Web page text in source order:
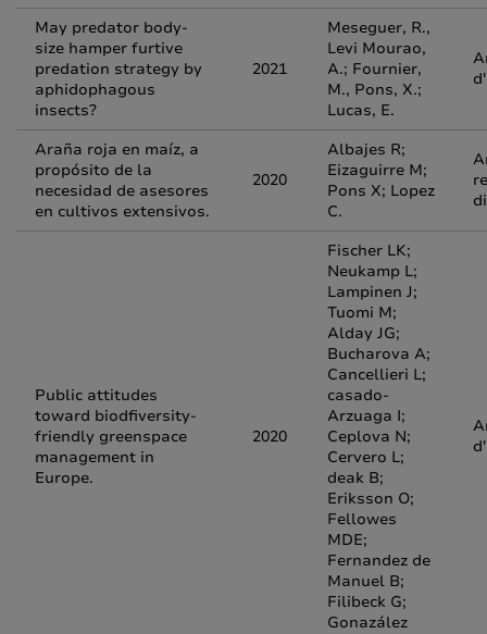
May predator body-
size hamper furtive
predation strategy by
aphidophagous
insects?
2021
Meseguer, R.,
Levi Mourao,
A.; Fournier,
M., Pons, X.;
Lucas, E.
Araña roja en maíz, a
propósito de la
necesidad de asesores
en cultivos extensivos.
2020
Albajes R;
Eizaguirre M;
Pons X; Lopez
C.
Public attitudes
toward biodfiversity-
friendly greenspace
management in
Europe.
2020
Fischer LK;
Neukamp L;
Lampinen J;
Tuomi M;
Alday JG;
Bucharova A;
Cancellieri L;
casado-
Arzuaga I;
Ceplova N;
Cervero L;
deak B;
Eriksson O;
Fellowes
MDE;
Fernandez de
Manuel B;
Filibeck G;
Gonazález